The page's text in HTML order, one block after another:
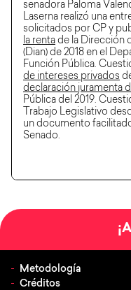
senadora Paloma
Laserna realizó una
solicitados por CP y
la renta de la Dirección
(Dian) de 2018 en el
Función Pública.
de intereses privados
declaración juramenta
Pública del 2019.
Trabajo Legislativo
un documento
Senado.
Metodología
Créditos